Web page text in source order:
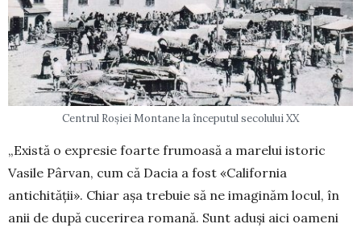
Centrul Roșiei Montane la începutul secolului XX
„Există o expresie foarte frumoasă a marelui istoric
Vasile Pârvan, cum că Dacia a fost «Cali­fornia
antichității». Chiar așa trebuie să ne ima­ginăm locul, în
anii de după cucerirea romană. Sunt aduși aici oameni